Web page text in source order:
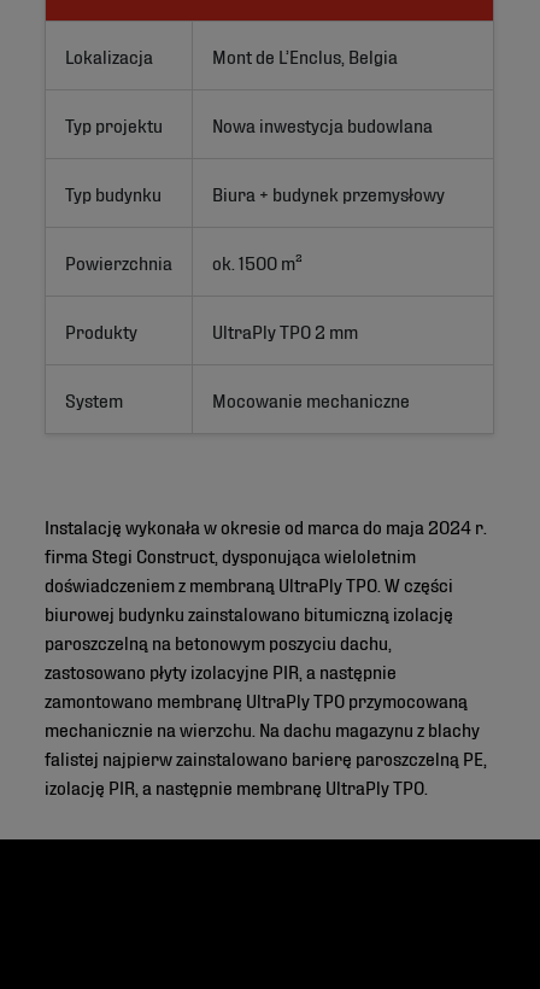
Lokalizacja Mont de L’Enclus, Belgia
Typ projektu Nowa inwestycja budowlana
Typ budynku Biura + budynek przemysłowy
Powierzchnia ok. 1500 m²
Produkty UltraPly TPO 2 mm
System Mocowanie mechaniczne
Instalację wykonała w okresie od marca do maja 2024 r.
firma Stegi Construct, dysponująca wieloletnim
doświadczeniem z membraną UltraPly TPO. W części
biurowej budynku zainstalowano bitumiczną izolację
paroszczelną na betonowym poszyciu dachu,
zastosowano płyty izolacyjne PIR, a następnie
zamontowano membranę UltraPly TPO przymocowaną
mechanicznie na wierzchu. Na dachu magazynu z blachy
falistej najpierw zainstalowano barierę paroszczelną PE,
izolację PIR, a następnie membranę UltraPly TPO.